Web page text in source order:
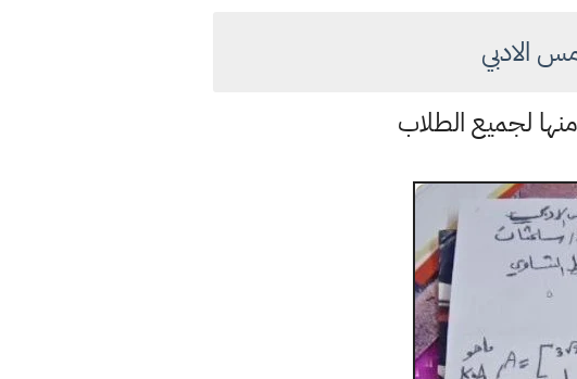
لجميع الطلاب